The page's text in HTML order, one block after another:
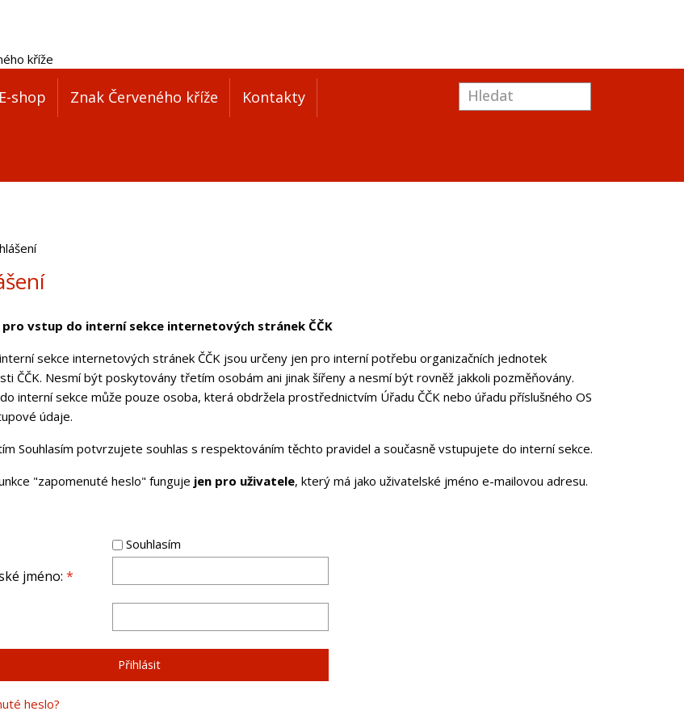
kříže
E-shop Znak Červeného kříže Kontakty
pro vstup do interní sekce internetových stránek ČČK
sekce internetových stránek ČČK jsou určeny jen pro interní potřebu organizačních jednotek
ČČK. Nesmí být poskytovány třetím osobám ani jinak šířeny a nesmí být rovněž jakkoli pozměňovány.
interní sekce může pouze osoba, která obdržela prostřednictvím Úřadu ČČK nebo úřadu příslušného OS
údaje.
Souhlasím potvrzujete souhlas s respektováním těchto pravidel a současně vstupujete do interní sekce.
"zapomenuté heslo" funguje jen pro uživatele, který má jako uživatelské jméno e-mailovou adresu.
Souhlasím
jméno: *
heslo?